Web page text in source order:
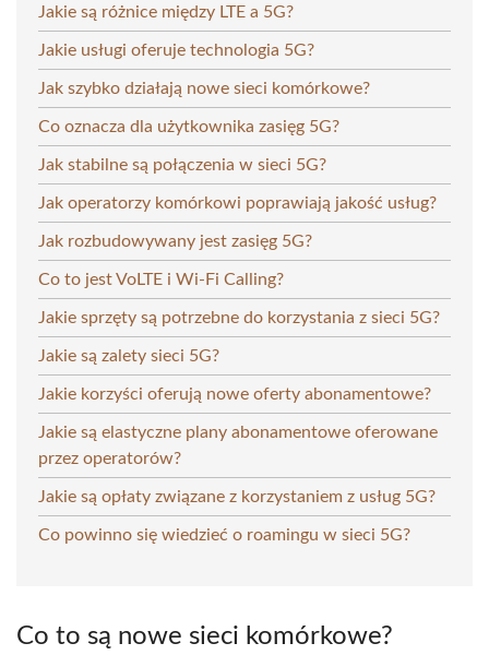
Jakie są różnice między LTE a 5G?
Jakie usługi oferuje technologia 5G?
Jak szybko działają nowe sieci komórkowe?
Co oznacza dla użytkownika zasięg 5G?
Jak stabilne są połączenia w sieci 5G?
Jak operatorzy komórkowi poprawiają jakość usług?
Jak rozbudowywany jest zasięg 5G?
Co to jest VoLTE i Wi-Fi Calling?
Jakie sprzęty są potrzebne do korzystania z sieci 5G?
Jakie są zalety sieci 5G?
Jakie korzyści oferują nowe oferty abonamentowe?
Jakie są elastyczne plany abonamentowe oferowane
przez operatorów?
Jakie są opłaty związane z korzystaniem z usług 5G?
Co powinno się wiedzieć o roamingu w sieci 5G?
Co to są nowe sieci komórkowe?